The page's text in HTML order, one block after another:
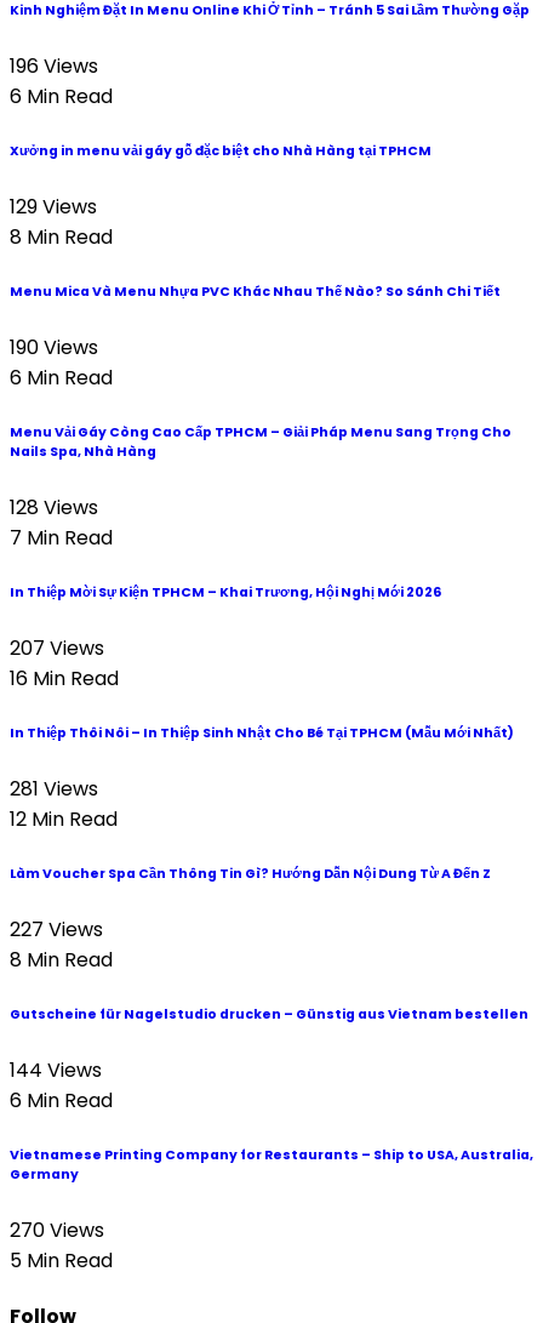
Kinh Nghiệm Đặt In Menu Online Khi Ở Tỉnh – Tránh 5 Sai Lầm Thường Gặp
196 Views
6 Min Read
Xưởng in menu vải gáy gỗ đặc biệt cho Nhà Hàng tại TPHCM
129 Views
8 Min Read
Menu Mica Và Menu Nhựa PVC Khác Nhau Thế Nào? So Sánh Chi Tiết
190 Views
6 Min Read
Menu Vải Gáy Còng Cao Cấp TPHCM – Giải Pháp Menu Sang Trọng Cho
Nails Spa, Nhà Hàng
128 Views
7 Min Read
In Thiệp Mời Sự Kiện TPHCM – Khai Trương, Hội Nghị Mới 2026
207 Views
16 Min Read
In Thiệp Thôi Nôi – In Thiệp Sinh Nhật Cho Bé Tại TPHCM (Mẫu Mới Nhất)
281 Views
12 Min Read
Làm Voucher Spa Cần Thông Tin Gì? Hướng Dẫn Nội Dung Từ A Đến Z
227 Views
8 Min Read
Gutscheine für Nagelstudio drucken – Günstig aus Vietnam bestellen
144 Views
6 Min Read
Vietnamese Printing Company for Restaurants – Ship to USA, Australia,
Germany
270 Views
5 Min Read
Follow